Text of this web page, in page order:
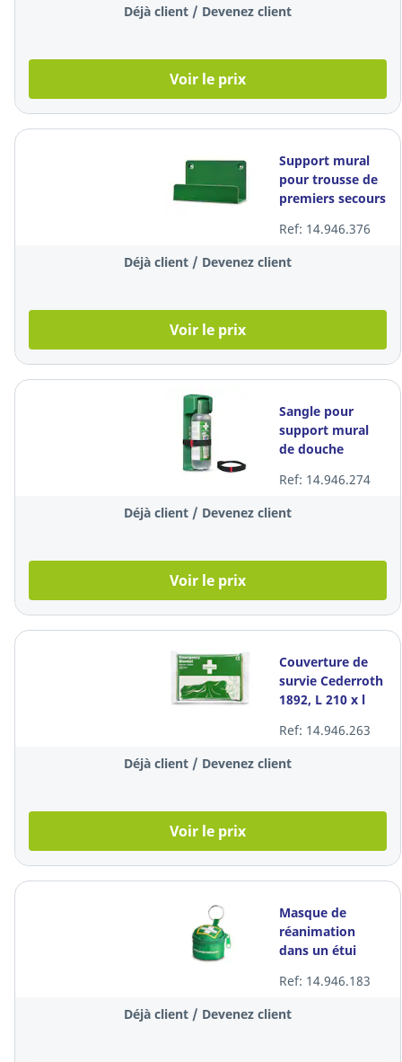
Déjà client / Devenez client
Voir le prix
Support mural
pour trousse de
premiers secours
190400, par lot
de 2
Ref: 14.946.376
Déjà client / Devenez client
Voir le prix
Sangle pour
support mural
de douche
Cederroth 7205,
par 10 pièces
Ref: 14.946.274
Déjà client / Devenez client
Voir le prix
Couverture de
survie Cederroth
1892, L 210 x l
pièces
Ref: 14.946.263
Déjà client / Devenez client
Voir le prix
Masque de
réanimation
dans un étui
Cederroth 1925,
à l'unité
Ref: 14.946.183
Déjà client / Devenez client